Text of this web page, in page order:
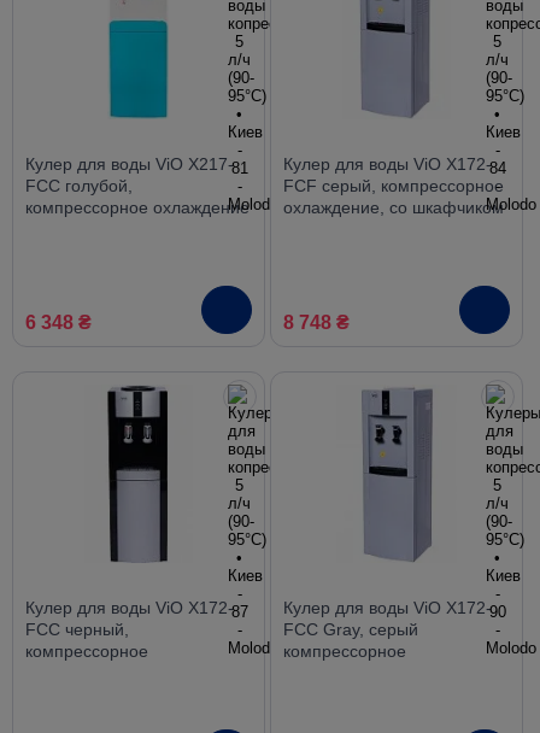
Кулер для воды ViO X217-
FCC голубой,
компрессорное охлаждение
6 348 ₴
Кулер для воды ViO X172-
FCF серый, компрессорное
охлаждение, со шкафчиком
8 748 ₴
Кулер для воды ViO X172-
FCC черный,
компрессорное
Кулер для воды ViO X172-
FCC Gray, серый
компрессорное